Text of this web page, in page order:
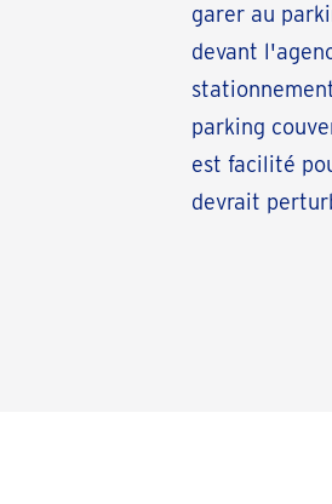
garer au
devant
parking
est facilité
devrait